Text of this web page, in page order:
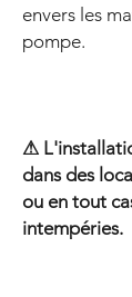
envers les
pompe.
⚠
dans des
ou en tout
intempéries.